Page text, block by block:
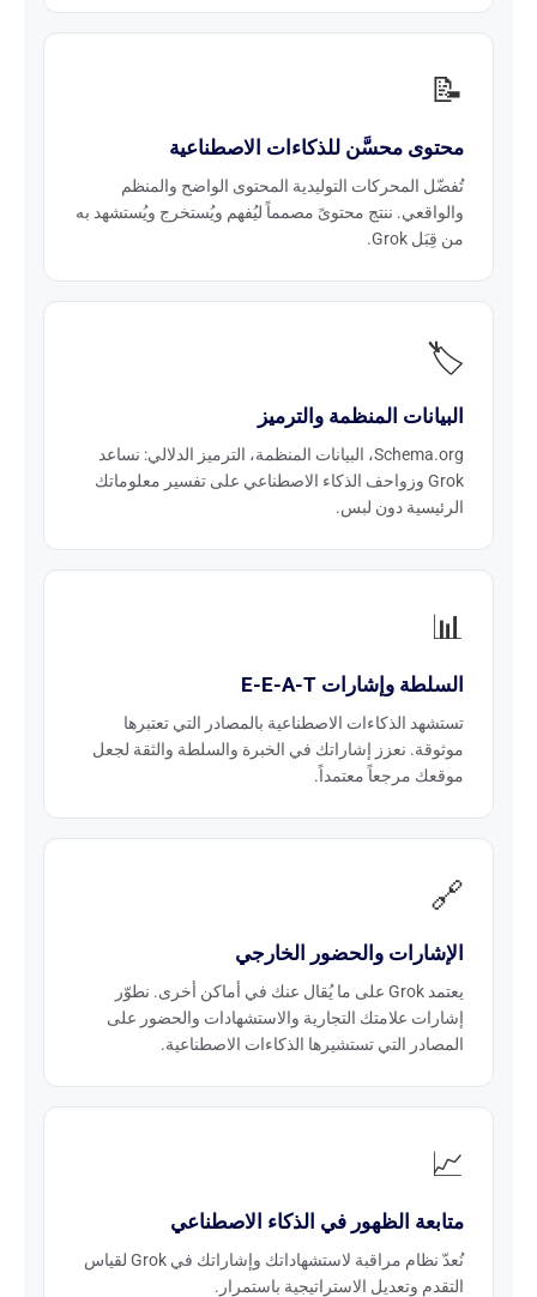
📝
محتوى محسَّن للذكاءات الاصطناعية
تُفضّل المحركات التوليدية المحتوى الواضح والمنظم
والواقعي. ننتج محتوىً مصمماً ليُفهم ويُستخرج ويُستشهد به
من قِبَل Grok.
🏷️
البيانات المنظمة والترميز
Schema.org، البيانات المنظمة، الترميز الدلالي: نساعد
Grok وزواحف الذكاء الاصطناعي على تفسير معلوماتك
الرئيسية دون لبس.
📊
السلطة وإشارات E-E-A-T
تستشهد الذكاءات الاصطناعية بالمصادر التي تعتبرها
موثوقة. نعزز إشاراتك في الخبرة والسلطة والثقة لجعل
موقعك مرجعاً معتمداً.
🔗
الإشارات والحضور الخارجي
يعتمد Grok على ما يُقال عنك في أماكن أخرى. نطوّر
إشارات علامتك التجارية والاستشهادات والحضور على
المصادر التي تستشيرها الذكاءات الاصطناعية.
📈
متابعة الظهور في الذكاء الاصطناعي
نُعدّ نظام مراقبة لاستشهاداتك وإشاراتك في Grok لقياس
التقدم وتعديل الاستراتيجية باستمرار.